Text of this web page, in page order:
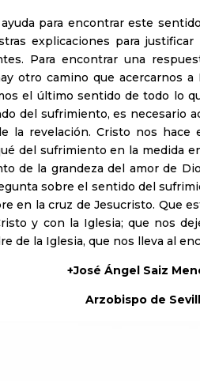
para encontrar este
explicaciones para
Para encontrar una
otro camino que acercarnos a
el último sentido de todo lo
del sufrimiento, es necesario
la revelación. Cristo nos
del sufrimiento en la medida
de la grandeza del amor de
sobre el sentido del
en la cruz de Jesucristo. Que
y con la Iglesia; que nos
de la Iglesia, que nos lleva al
+José Ángel Saiz
Arzobispo de